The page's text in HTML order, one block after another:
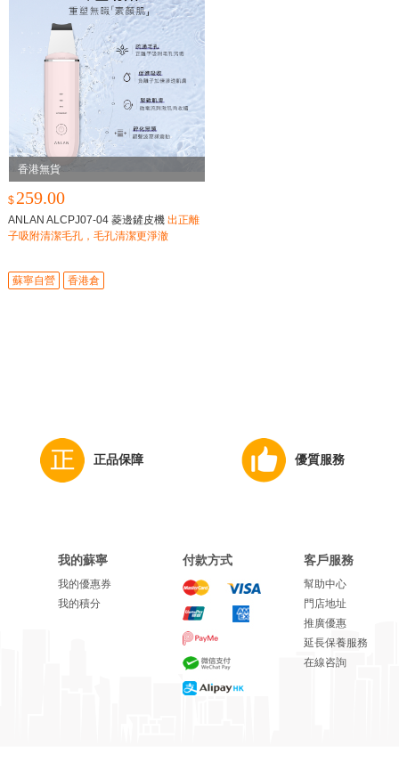
香港無貨
$ 259.00
ANLAN ALCPJ07-04 菱邊鏟皮機 出正離
子吸附清潔毛孔，毛孔清潔更淨澈
蘇寧自營 香港倉
正品保障 優質服務
我的蘇寧
我的優惠券
我的積分
付款方式 客戶服務
幫助中心
門店地址
推廣優惠
延長保養服務
在線咨詢